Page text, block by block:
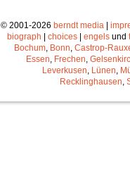
© 2001-2026 berndt media |
biograph | choices | engels und
Bochum Bonn Castrop-
Essen Frechen
Leverkusen Lünen
Recklinghausen